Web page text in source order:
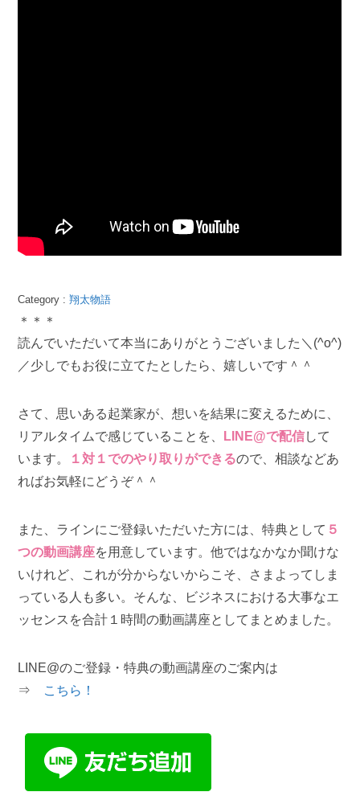
Category :翔太物語
＊＊＊
読んでいただいて本当にありがとうございました＼(^o^)
／少しでもお役に立てたとしたら、嬉しいです＾＾
さて、思いある起業家が、想いを結果に変えるために、
リアルタイムで感じていることを、
LINE@で配信して
います。
１対１でのやり取りができるので、相談などあ
ればお気軽にどうぞ＾＾
また、ラインにご登録いただいた方には、特典として ５
つの動画講座を用意しています。他ではなかなか聞けな
いけれど、これが分からないからこそ、さまよってしま
っている人も多い。そんな、ビジネスにおける大事なエ
ッセンスを合計１時間の動画講座としてまとめました。
LINE@のご登録・特典の動画講座のご案内は
⇒ こちら！